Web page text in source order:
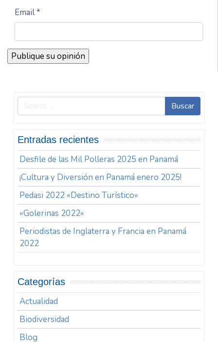
Email *
Buscar
Entradas recientes
Desfile de las Mil Polleras 2025 en Panamá
¡Cultura y Diversión en Panamá enero 2025!
Pedasi 2022 «Destino Turístico»
«Golerinas 2022»
Periodistas de Inglaterra y Francia en Panamá
2022
Categorías
Actualidad
Biodiversidad
Blog